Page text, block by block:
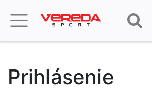
Prihlásenie